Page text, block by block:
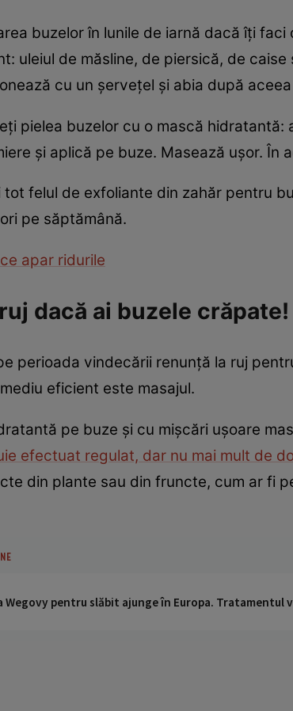
buzelor în lunile de iarnă dacă îţi
uleiul de măsline, de piersică, de
cu un şerveţel şi abia după
pielea buzelor cu o mască
şi aplică pe buze. Masează uşor. În
felul de exfoliante din zahăr pentru
pe săptămână.
apar ridurile
dacă ai buzele crăpate!
perioada vindecării renunţă la ruj
eficient este masajul.
pe buze şi cu mişcări uşoare
efectuat regulat, dar nu mai mult de
din plante sau din fruncte, cum ar fi
Wegovy pentru slăbit ajunge în Europa. Tratamentul